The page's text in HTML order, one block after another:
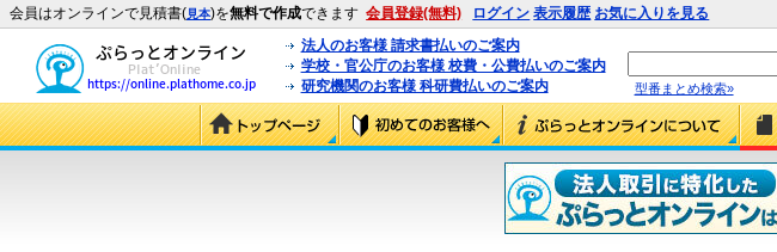
会員はオンラインで見積書(見本)を無料で作成できます 会員登録(無料) ログイン 表示履歴 お気に入りを見る
法人のお客様 請求書払いのご案内
学校・官公庁のお客様 校費・公費払いのご案内
研究機関のお客様 科研費払いのご案内
型番まとめ検索»